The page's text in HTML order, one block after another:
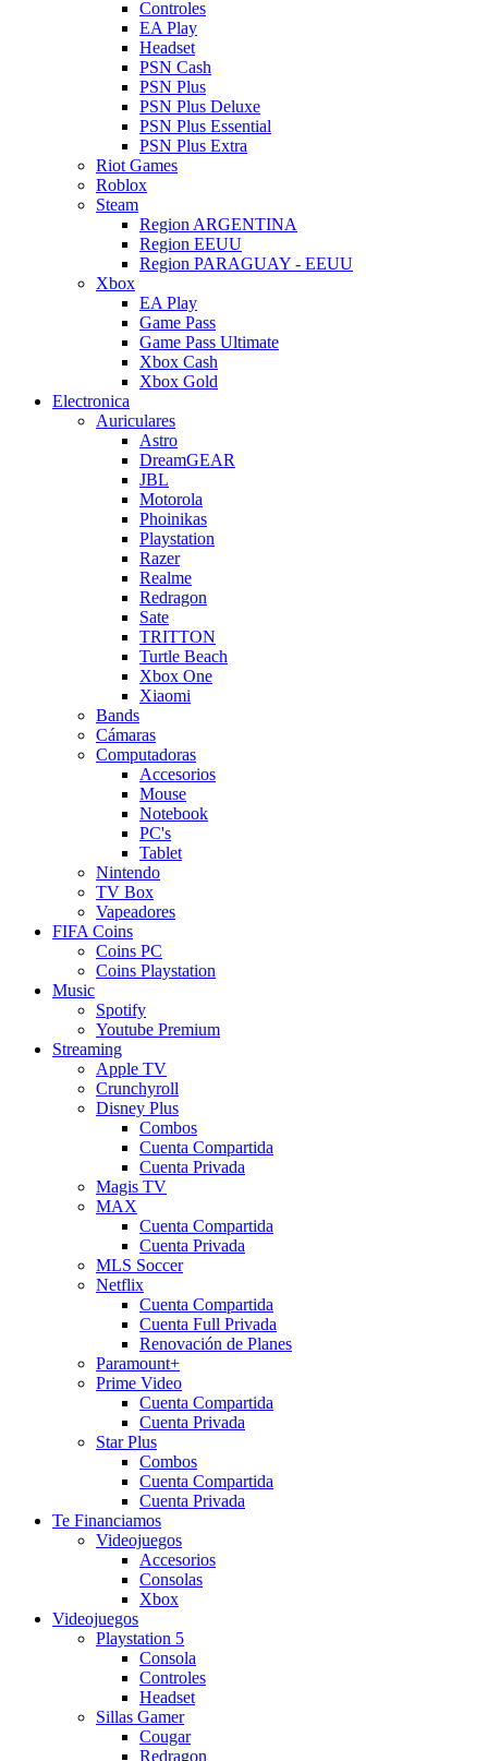
Controles
EA Play
Headset
PSN Cash
PSN Plus
PSN Plus Deluxe
PSN Plus Essential
PSN Plus Extra
Riot Games
Roblox
Steam
Region ARGENTINA
Region EEUU
Region PARAGUAY - EEUU
Xbox
EA Play
Game Pass
Game Pass Ultimate
Xbox Cash
Xbox Gold
Electronica
Auriculares
Astro
DreamGEAR
JBL
Motorola
Phoinikas
Playstation
Razer
Realme
Redragon
Sate
TRITTON
Turtle Beach
Xbox One
Xiaomi
Bands
Cámaras
Computadoras
Accesorios
Mouse
Notebook
PC's
Tablet
Nintendo
TV Box
Vapeadores
FIFA Coins
Coins PC
Coins Playstation
Music
Spotify
Youtube Premium
Streaming
Apple TV
Crunchyroll
Disney Plus
Combos
Cuenta Compartida
Cuenta Privada
Magis TV
MAX
Cuenta Compartida
Cuenta Privada
MLS Soccer
Netflix
Cuenta Compartida
Cuenta Full Privada
Renovación de Planes
Paramount+
Prime Video
Cuenta Compartida
Cuenta Privada
Star Plus
Combos
Cuenta Compartida
Cuenta Privada
Te Financiamos
Videojuegos
Accesorios
Consolas
Xbox
Videojuegos
Playstation 5
Consola
Controles
Headset
Sillas Gamer
Cougar
Redragon